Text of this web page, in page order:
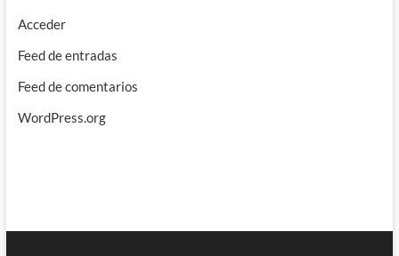
Acceder
Feed de entradas
Feed de comentarios
WordPress.org